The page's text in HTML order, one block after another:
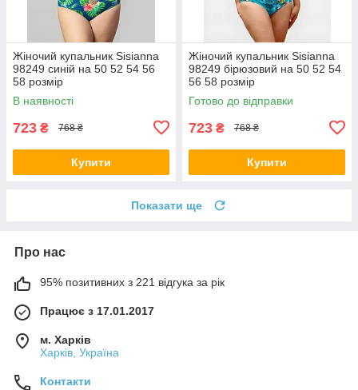
Жіночий купальник Sisianna
98249 синій на 50 52 54 56
58 розмір
В наявності
723 ₴ 768 ₴
Купити
Жіночий купальник Sisianna
98249 бірюзовий на 50 52 54
56 58 розмір
Готово до відправки
723 ₴ 768 ₴
Купити
Показати ще
Про нас
95% позитивних з 221 відгука за рік
Працює з 17.01.2017
м. Харків
Харків, Україна
Контакти